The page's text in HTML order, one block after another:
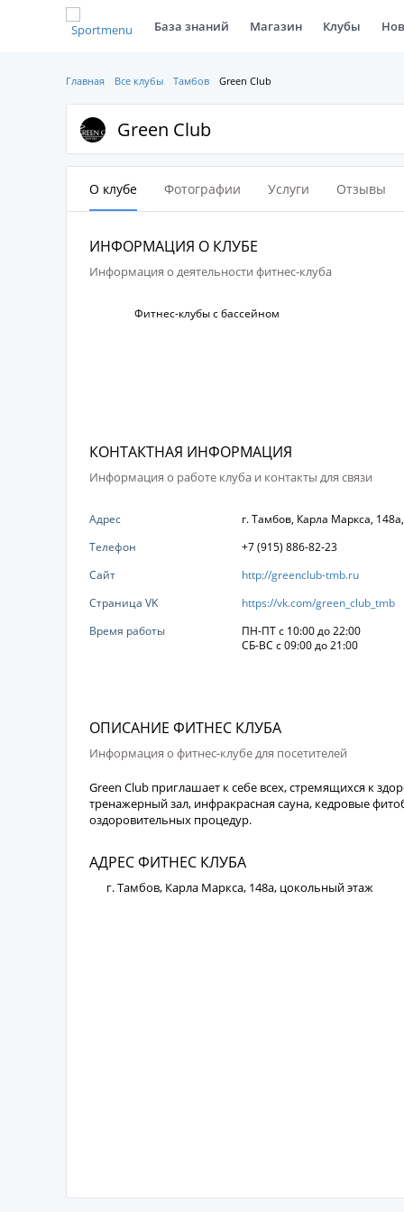
База знаний Магазин Клубы
Главная Все клубы Тамбов Green Club
Green Club
О клубе Фотографии Услуги Отзывы
ИНФОРМАЦИЯ О КЛУБЕ
Информация о деятельности фитнес-клуба
Фитнес-клубы с бассейном
КОНТАКТНАЯ ИНФОРМАЦИЯ
Информация о работе клуба и контакты для связи
Адрес
г. Тамбов, Карла Маркса,
Телефон
+7 (915) 886-82-23
Сайт
http://greenclub-tmb.ru
Страница VK
https://vk.com/green_club_tmb
Время работы
ПН-ПТ с 10:00 до 22:00
СБ-ВС с 09:00 до 21:00
ОПИСАНИЕ ФИТНЕС КЛУБА
Информация о фитнес-клубе для посетителей
Green Club приглашает к себе всех, стремящихся к
тренажерный зал, инфракрасная сауна, кедровые
оздоровительных процедур.
АДРЕС ФИТНЕС КЛУБА
г. Тамбов, Карла Маркса, 148а, цокольный этаж